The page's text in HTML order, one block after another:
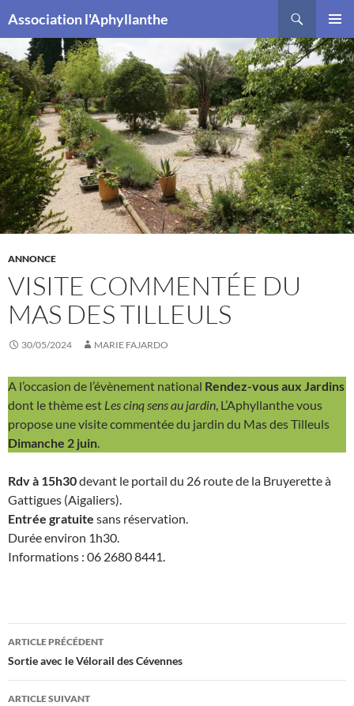
Association l'Aphyllanthe
MENU
CONTENU
ANNONCE
VISITE COMMENTÉE DU
MAS DES TILLEULS
30/05/2024 MARIE FAJARDO
A l’occasion de l’évènement national Rendez-vous aux Jardins
dont le thème est Les cinq sens au jardin, L’Aphyllanthe vous
propose une visite commentée du jardin du Mas des Tilleuls
Dimanche 2 juin.
Rdv à 15h30devant le portail du 26 route de la Bruyerette à
Gattigues (Aigaliers).
Entrée gratuite sans réservation.
Durée environ 1h30.
Informations : 06 2680 8441.
Navigation
des
articles
ARTICLE PRÉCÉDENT
Sortie avec le Vélorail des Cévennes
ARTICLE SUIVANT